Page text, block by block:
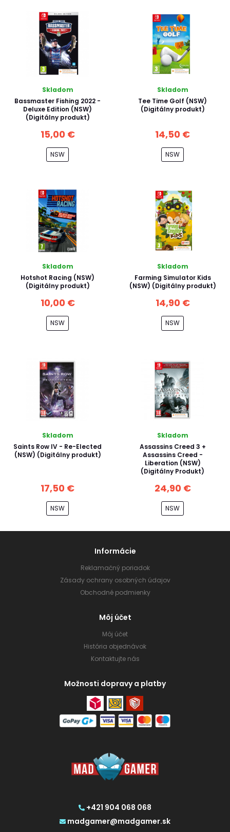
Skladom
Bassmaster Fishing 2022 -
Deluxe Edition (NSW)
(Digitálny produkt)
15,00 €
NSW
Skladom
Tee Time Golf (NSW)
(Digitálny produkt)
14,50 €
NSW
Skladom
Hotshot Racing (NSW)
(Digitálny produkt)
10,00 €
NSW
Skladom
Farming Simulator Kids
(NSW) (Digitálny produkt)
14,90 €
NSW
Skladom
Saints Row IV - Re-Elected
(NSW) (Digitálny produkt)
17,50 €
NSW
Skladom
Assassins Creed 3 +
Assassins Creed -
Liberation (NSW)
(Digitálny Produkt)
24,90 €
NSW
+421 904 068 068
madgamer@madgamer.sk
Informácie
Reklamačný poriadok
Zásady ochrany osobných údajov
Obchodné podmienky
Môj účet
Môj účet
História objednávok
Kontaktujte nás
Možnosti dopravy a platby